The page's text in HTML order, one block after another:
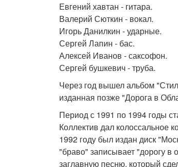
Евгений хавтан - гитара.
Валерий Сюткин - вокал.
Игорь Данилкин - ударные.
Сергей Лапин - бас.
Алексей Иванов - саксофон.
Сергей бушкевич - труба.
Через год вышел альбом
изданная позже "Дорога в
Период с 1991 по 1994 годы
Коллектив дал колоссальное
1992 году был издан диск
"браво" записывает "дорогу
заглавную песню, который